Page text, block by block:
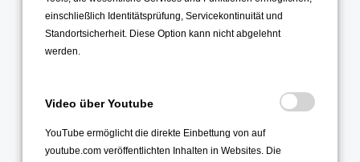
11 HPV-Infoveranstaltung
einschließlich Identitätsprüfung, Servicekontinuität und
Standortsicherheit. Diese Option kann nicht abgelehnt
werden.
Video über Youtube
YouTube ermöglicht die direkte Einbettung von auf
youtube.com veröffentlichten Inhalten in Websites. Die